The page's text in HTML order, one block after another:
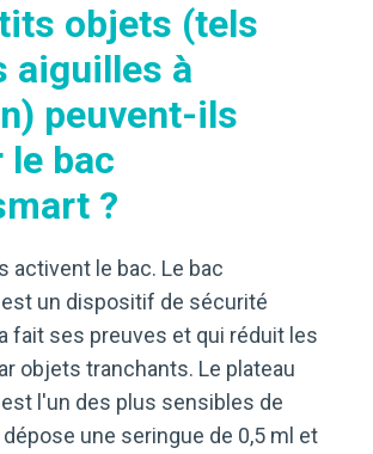
objets (tels
aiguilles à
peuvent-ils
le bac
?
activent le bac. Le bac
un dispositif de sécurité
fait ses preuves et qui réduit les
objets tranchants. Le plateau
l'un des plus sensibles de
dépose une seringue de 0,5 ml et